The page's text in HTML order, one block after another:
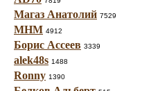
Магаз Анатолий 7529
МНМ 4912
Борис Ассеев 3339
alek48s 1488
Ronny 1390